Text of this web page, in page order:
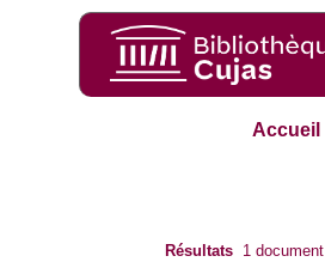
Accueil
Résultats 1 document